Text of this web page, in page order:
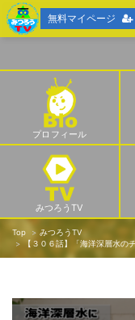
プロフィール
みつろうTV
Top
みつろうTV
【３０６話】「海洋深層水の
無料マイページ